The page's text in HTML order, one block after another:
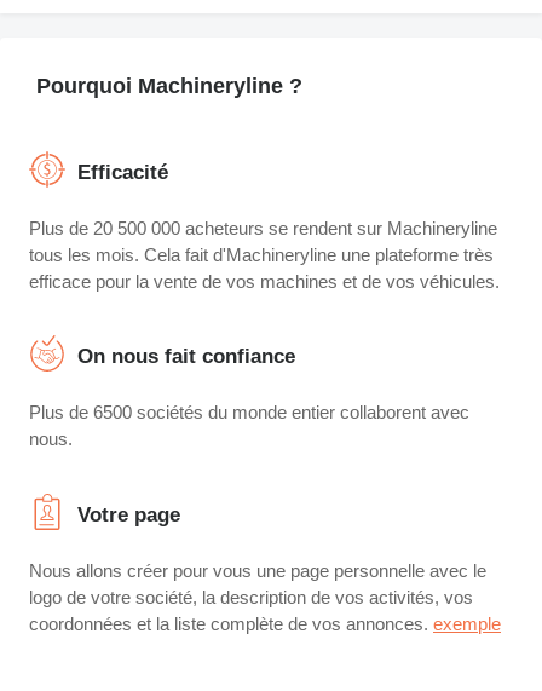
Pourquoi Machineryline ?
Efficacité
Plus de 20 500 000 acheteurs se rendent sur Machineryline
tous les mois. Cela fait d'Machineryline une plateforme très
efficace pour la vente de vos machines et de vos véhicules.
On nous fait confiance
Plus de 6500 sociétés du monde entier collaborent avec
nous.
Votre page
Nous allons créer pour vous une page personnelle avec le
logo de votre société, la description de vos activités, vos
coordonnées et la liste complète de vos annonces. exemple